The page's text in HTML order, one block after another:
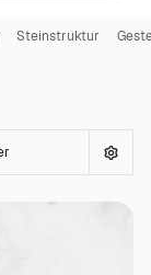
Steinstruktur